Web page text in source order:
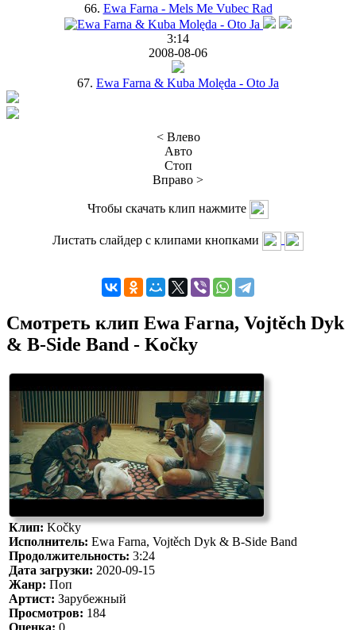
66. Ewa Farna - Mels Me Vubec Rad
3:14
2008-08-06
67. Ewa Farna & Kuba Molęda - Oto Ja
< Влево
Авто
Стоп
Вправо >
Чтобы скачать клип нажмите
Листать слайдер с клипами кнопками
Смотреть клип Ewa Farna, Vojtěch Dyk
& B-Side Band - Kočky
Клип:Kočky
Исполнитель: Ewa Farna, Vojtěch Dyk & B-Side Band
Продолжительность: 3:24
Дата загрузки: 2020-09-15
Жанр: Поп
Артист: Зарубежный
Просмотров: 184